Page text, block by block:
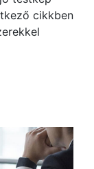
cikkben